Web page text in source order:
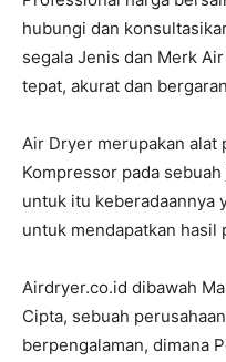
hubungi dan
segala Jenis dan Merk
tepat, akurat dan
Air Dryer merupakan
Kompressor pada
untuk itu keberadaannya
untuk mendapatkan hasil
Airdryer.co.id dibawah
Cipta, sebuah
berpengalaman, dimana